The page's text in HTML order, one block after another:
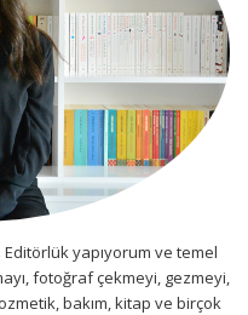
yapıyorum ve temel
fotoğraf çekmeyi, gezmeyi,
bakım, kitap ve birçok